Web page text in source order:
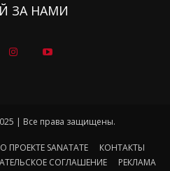
ЗА НАМИ
| Все права защищены.
О ПРОЕКТЕ SANATATE
КОНТАКТЫ
СОГЛАШЕНИЕ
РЕКЛАМА